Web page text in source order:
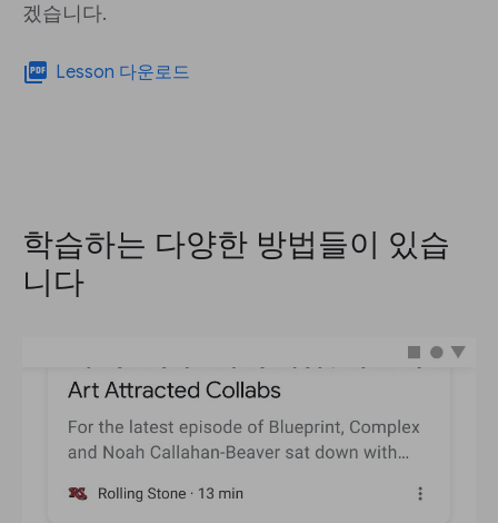
겠습니다.
picture_as_pdf Lesson 다운로드
학습하는 다양한 방법들이 있습
니다